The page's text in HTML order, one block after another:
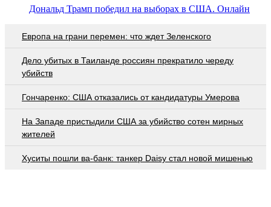
Дональд Трамп победил на выборах в США. Онлайн
Европа на грани перемен: что ждет Зеленского
Дело убитых в Таиланде россиян прекратило череду
убийств
Гончаренко: США отказались от кандидатуры Умерова
На Западе пристыдили США за убийство сотен мирных
жителей
Хуситы пошли ва-банк: танкер Daisy стал новой мишенью